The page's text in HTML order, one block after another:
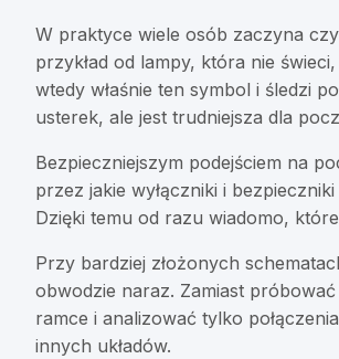
W praktyce wiele osób zaczyna
przykład od lampy, która nie
wtedy właśnie ten symbol i śledzi
usterek, ale jest trudniejsza dla
Bezpieczniejszym podejściem na
przez jakie wyłączniki i
Dzięki temu od razu wiadomo,
Przy bardziej złożonych
obwodzie naraz. Zamiast
ramce i analizować tylko
innych układów.